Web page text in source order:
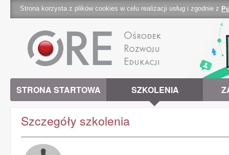
Strona korzysta z plików cookies w celu realizacji usług i zgodnie z
STRONA STARTOWA SZKOLENIA
Szczegóły szkolenia